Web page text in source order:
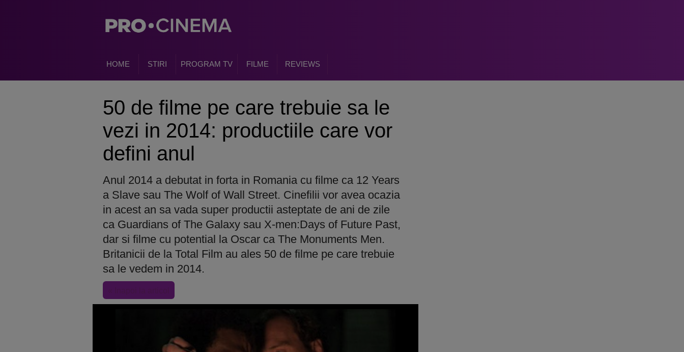
HOME STIRI PROGRAM TV FILME REVIEWS
50 de filme pe care trebuie sa le
vezi in 2014: productiile care vor
defini anul
Anul 2014 a debutat in forta in Romania cu filme ca 12 Years
a Slave sau The Wolf of Wall Street. Cinefilii vor avea ocazia
in acest an sa vada super productii asteptate de ani de zile
ca Guardians of The Galaxy sau X-men:Days of Future Past,
dar si filme cu potential la Oscar ca The Monuments Men.
Britanicii de la Total Film au ales 50 de filme pe care trebuie
sa le vedem in 2014.